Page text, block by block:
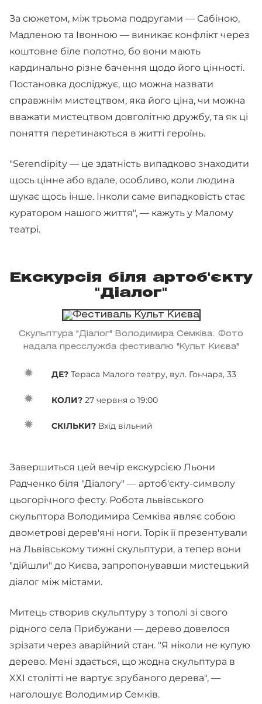
За сюжетом, між трьома подругами — Сабіною,
Мадленою та Івонною — виникає конфлікт через
коштовне біле полотно, бо вони мають
кардинально різне бачення щодо його цінності.
Постановка досліджує, що можна назвати
справжнім мистецтвом, яка його ціна, чи можна
вважати мистецтвом довголітню дружбу, та як ці
поняття перетинаються в житті героїнь.
"Serendipity — це здатність випадково знаходити
щось цінне або вдале, особливо, коли людина
шукає щось інше. Інколи саме випадковість стає
куратором нашого життя", — кажуть у Малому
театрі.
Екскурсія біля артоб'єкту
"Діалог"
Скульптура "Діалог" Володимира Семківа. Фото
надала пресслужба фестивалю "Культ Києва"
ДЕ? Тераса Малого театру, вул. Гончара, 33
КОЛИ? 27 червня о 19:00
СКІЛЬКИ? Вхід вільний
Завершиться цей вечір екскурсією Льони
Радченко біля "Діалогу" — артоб'єкту-символу
цьогорічного фесту. Робота львівського
скульптора Володимира Семківа являє собою
двометрові дерев'яні ноги. Торік її презентували
на Львівському тижні скульптури, а тепер вони
"дійшли" до Києва, запропонувавши мистецький
діалог між містами.
Митець створив скульптуру з тополі зі свого
рідного села Прибужани — дерево довелося
зрізати через аварійний стан. "Я ніколи не купую
дерево. Мені здається, що жодна скульптура в
XXI столітті не вартує зрубаного дерева", —
наголошує Володимир Семків.